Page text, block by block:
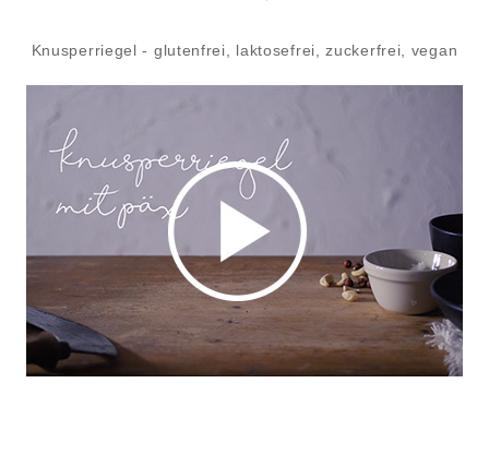
Knusperriegel - glutenfrei, laktosefrei, zuckerfrei, vegan